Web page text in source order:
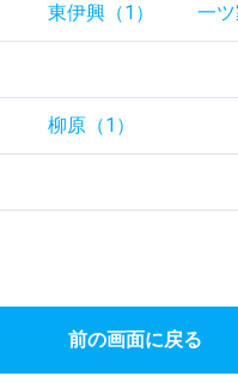
東伊興（1） 一ツ
柳原（1）
前の画面に戻る